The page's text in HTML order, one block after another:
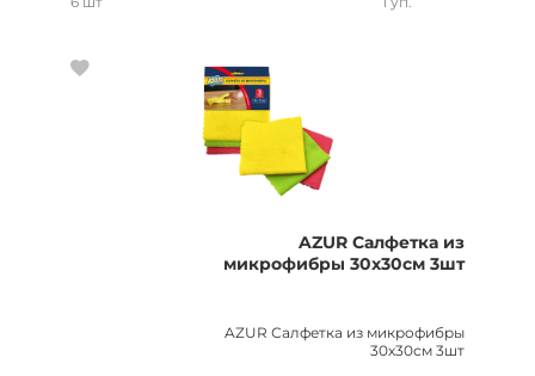
AZUR Салфетка из
микрофибры 30х30см 3шт
AZUR Салфетка из микрофибры
30х30см 3шт